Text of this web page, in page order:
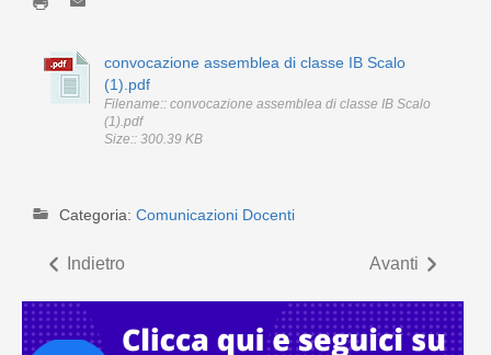
convocazione assemblea di classe IB Scalo
(1).pdf
Filename:: convocazione assemblea di classe IB Scalo
(1).pdf
Size:: 300.39 KB
Categoria: Comunicazioni Docenti
Indietro Avanti